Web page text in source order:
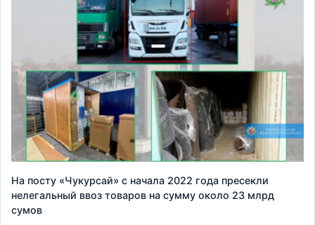
На посту «Чукурсай» с начала 2022 года пресекли
нелегальный ввоз товаров на сумму около 23 млрд
сумов